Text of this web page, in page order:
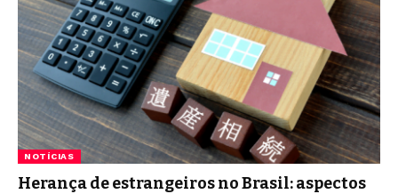
NOTÍCIAS
Herança de estrangeiros no Brasil: aspectos